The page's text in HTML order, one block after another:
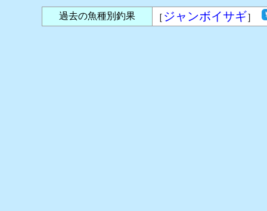
過去の魚種別釣果 ［ ジャンボイサギ］